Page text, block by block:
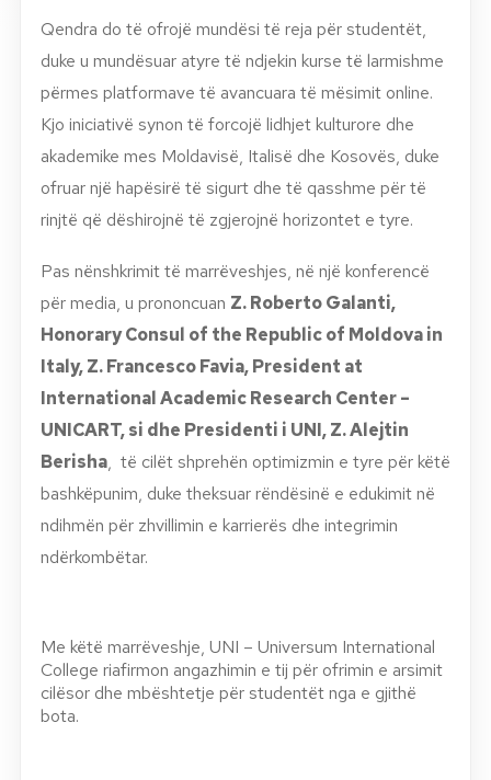
LMS Canvas
Qendra do të ofrojë mundësi të reja për studentët,
duke u mundësuar atyre të ndjekin kurse të larmishme
përmes platformave të avancuara të mësimit online.
Kjo iniciativë synon të forcojë lidhjet kulturore dhe
akademike mes Moldavisë, Italisë dhe Kosovës, duke
ofruar një hapësirë të sigurt dhe të qasshme për të
rinjtë që dëshirojnë të zgjerojnë horizontet e tyre.
Pas nënshkrimit të marrëveshjes, në një konferencë
për media, u prononcuan Z. Roberto Galanti,
Honorary Consul of the Republic of Moldova in
Italy, Z. Francesco Favia, President at
International Academic Research Center –
UNICART, si dhe Presidenti i UNI, Z. Alejtin
Berisha, të cilët shprehën optimizmin e tyre për këtë
bashkëpunim, duke theksuar rëndësinë e edukimit në
ndihmën për zhvillimin e karrierës dhe integrimin
ndërkombëtar.
Me këtë marrëveshje, UNI – Universum International
College riafirmon angazhimin e tij për ofrimin e arsimit
cilësor dhe mbështetje për studentët nga e gjithë
bota.